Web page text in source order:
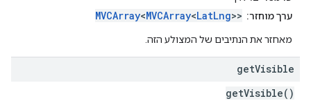
ערך מוחזר:
MVCArray<MVCArray<LatLng>>
מאחזר את הנתיבים של המצולע הזה.
getVisible
getVisible()